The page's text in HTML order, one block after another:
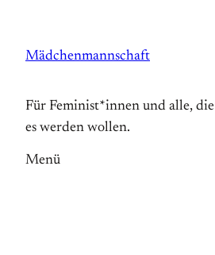
springen
Mädchenmannschaft
Für Feminist*innen und alle, die
es werden wollen.
Menü